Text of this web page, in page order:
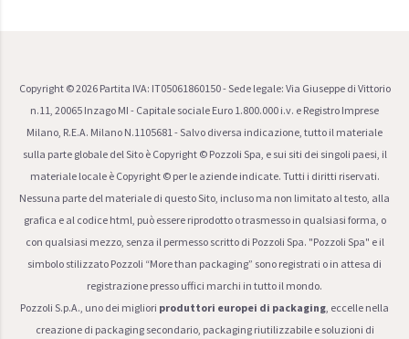
Copyright ©2026 Partita IVA: IT05061860150 - Sede legale: Via Giuseppe di Vittorio
n.11, 20065 Inzago MI - Capitale sociale Euro 1.800.000 i.v. e Registro Imprese
Milano, R.E.A. Milano N.1105681 - Salvo diversa indicazione, tutto il materiale
sulla parte globale del Sito è Copyright © Pozzoli Spa, e sui siti dei singoli paesi, il
materiale locale è Copyright © per le aziende indicate. Tutti i diritti riservati.
Nessuna parte del materiale di questo Sito, incluso ma non limitato al testo, alla
grafica e al codice html, può essere riprodotto o trasmesso in qualsiasi forma, o
con qualsiasi mezzo, senza il permesso scritto di Pozzoli Spa. "Pozzoli Spa" e il
simbolo stilizzato Pozzoli “More than packaging” sono registrati o in attesa di
registrazione presso uffici marchi in tutto il mondo.
Pozzoli S.p.A., uno dei migliori produttori europei di packaging, eccelle nella
creazione di packaging secondario, packaging riutilizzabile e soluzioni di